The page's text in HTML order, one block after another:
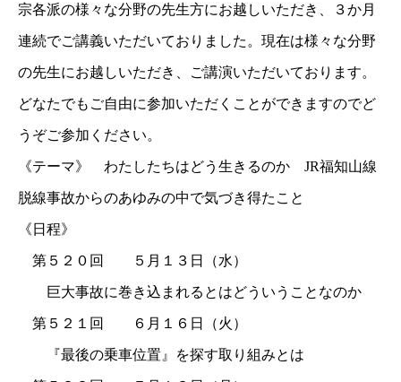
宗各派の様々な分野の先生方にお越しいただき、３か月
連続でご講義いただいておりました。現在は様々な分野
の先生にお越しいただき、ご講演いただいております。
どなたでもご自由に参加いただくことができますのでど
うぞご参加ください。
《テーマ》 わたしたちはどう生きるのか JR福知山線
脱線事故からのあゆみの中で気づき得たこと
《日程》
第５２０回 ５月１３日（水）
巨大事故に巻き込まれるとはどういうことなのか
第５２１回 ６月１６日（火）
『最後の乗車位置』を探す取り組みとは